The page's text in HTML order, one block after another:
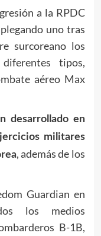
a la RPDC
uno tras
surcoreano los
tipos,
aéreo Max
desarrollado en
militares
, además de los
Guardian en
los medios
B-1B,